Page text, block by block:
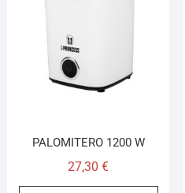
PALOMITERO 1200 W
27,30€